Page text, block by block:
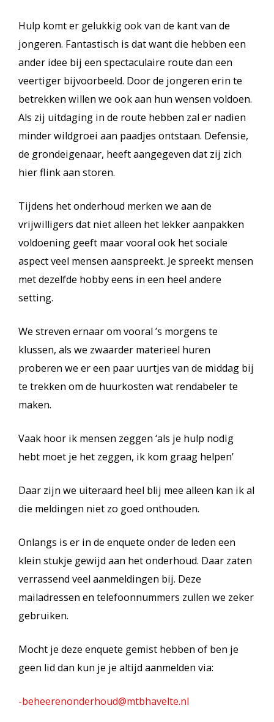
Hulp komt er gelukkig ook van de kant van de
jongeren. Fantastisch is dat want die hebben een
ander idee bij een spectaculaire route dan een
veertiger bijvoorbeeld. Door de jongeren erin te
betrekken willen we ook aan hun wensen voldoen.
Als zij uitdaging in de route hebben zal er nadien
minder wildgroei aan paadjes ontstaan. Defensie,
de grondeigenaar, heeft aangegeven dat zij zich
hier flink aan storen.
Tijdens het onderhoud merken we aan de
vrijwilligers dat niet alleen het lekker aanpakken
voldoening geeft maar vooral ook het sociale
aspect veel mensen aanspreekt. Je spreekt mensen
met dezelfde hobby eens in een heel andere
setting.
We streven ernaar om vooral ’s morgens te
klussen, als we zwaarder materieel huren
proberen we er een paar uurtjes van de middag bij
te trekken om de huurkosten wat rendabeler te
maken.
Vaak hoor ik mensen zeggen ‘als je hulp nodig
hebt moet je het zeggen, ik kom graag helpen’
Daar zijn we uiteraard heel blij mee alleen kan ik al
die meldingen niet zo goed onthouden.
Onlangs is er in de enquete onder de leden een
klein stukje gewijd aan het onderhoud. Daar zaten
verrassend veel aanmeldingen bij. Deze
mailadressen en telefoonnummers zullen we zeker
gebruiken.
Mocht je deze enquete gemist hebben of ben je
geen lid dan kun je je altijd aanmelden via:
-beheerenonderhoud@mtbhavelte.nl